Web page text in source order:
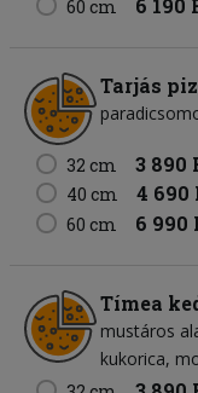
60 cm 6 190
Tarjás
32 cm 3 890
40 cm 4 690
60 cm 6 990
Tímea
mustáros
kukorica